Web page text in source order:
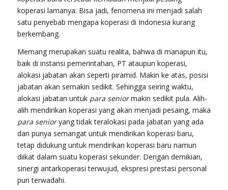
koperasi lamanya. Bisa jadi, fenomena ini menjadi salah
satu penyebab mengapa koperasi di Indonesia kurang
berkembang.
Memang merupakan suatu realita, bahwa di manapun itu,
baik di instansi pemerintahan, PT ataupun koperasi,
alokasi jabatan akan seperti piramid. Makin ke atas, posisi
jabatan akan semakin sedikit. Sehingga seiring waktu,
alokasi jabatan untuk para seniormakin sedikit pula. Alih-
alih mendirikan koperasi yang akan menjadi pesaing, maka
para senioryang tidak teralokasi pada jabatan yang ada
dan punya semangat untuk mendirikan koperasi baru,
tetap didukung untuk mendirikan koperasi baru namun
diikat dalam suatu koperasi sekunder. Dengan demikian,
sinergi antarkoperasi terwujud, ekspresi prestasi personal
pun terwadahi.